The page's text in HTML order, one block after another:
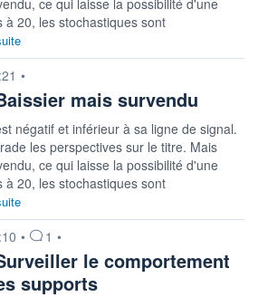
2,2310
2,2130
CAPITAL ÉCHANGÉ
0,18%
2,3320
20, les stochastiques sont
•
mais survendu
négatif et inférieur à sa ligne de signal.
les perspectives sur le titre. Mais
ce qui laisse la possibilité d'une
20, les stochastiques sont
• 1 •
le comportement
supports